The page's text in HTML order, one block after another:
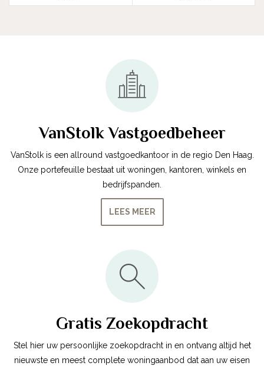
VanStolk Vastgoedbeheer
VanStolk is een allround vastgoedkantoor in de regio Den Haag.
Onze portefeuille bestaat uit woningen, kantoren, winkels en
bedrijfspanden.
LEES MEER
Gratis Zoekopdracht
Stel hier uw persoonlijke zoekopdracht in en ontvang altijd het
nieuwste en meest complete woningaanbod dat aan uw eisen